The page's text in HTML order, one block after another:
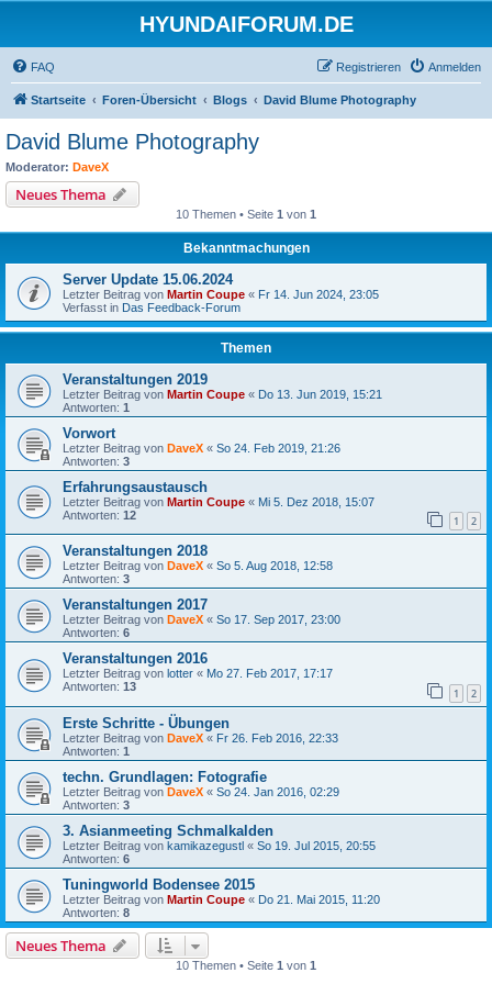
HYUNDAIFORUM.DE
FAQ Anmelden
Registrieren
Startseite Foren-Übersicht Blogs David Blume Photography
David Blume Photography
Moderator: DaveX
Neues Thema
10 Themen • Seite 1 von 1
Bekanntmachungen
Server Update 15.06.2024
Letzter Beitrag von Martin Coupe « Fr 14. Jun 2024, 23:05
Verfasst in Das Feedback-Forum
Themen
Veranstaltungen 2019
Letzter Beitrag von Martin Coupe « Do 13. Jun 2019, 15:21
Antworten: 1
Vorwort
Letzter Beitrag von DaveX « So 24. Feb 2019, 21:26
Antworten: 3
Erfahrungsaustausch
Letzter Beitrag von Martin Coupe « Mi 5. Dez 2018, 15:07
Antworten: 12 1 2
Veranstaltungen 2018
Letzter Beitrag von DaveX « So 5. Aug 2018, 12:58
Antworten: 3
Veranstaltungen 2017
Letzter Beitrag von DaveX « So 17. Sep 2017, 23:00
Antworten: 6
Veranstaltungen 2016
Letzter Beitrag von lotter « Mo 27. Feb 2017, 17:17
Antworten: 13 1 2
Erste Schritte - Übungen
Letzter Beitrag von DaveX « Fr 26. Feb 2016, 22:33
Antworten: 1
techn. Grundlagen: Fotografie
Letzter Beitrag von DaveX « So 24. Jan 2016, 02:29
Antworten: 3
3. Asianmeeting Schmalkalden
Letzter Beitrag von kamikazegustl « So 19. Jul 2015, 20:55
Antworten: 6
Tuningworld Bodensee 2015
Letzter Beitrag von Martin Coupe « Do 21. Mai 2015, 11:20
Antworten: 8
Neues Thema
10 Themen • Seite 1 von 1